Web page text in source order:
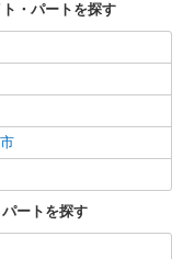
・パートを探す
ートを探す